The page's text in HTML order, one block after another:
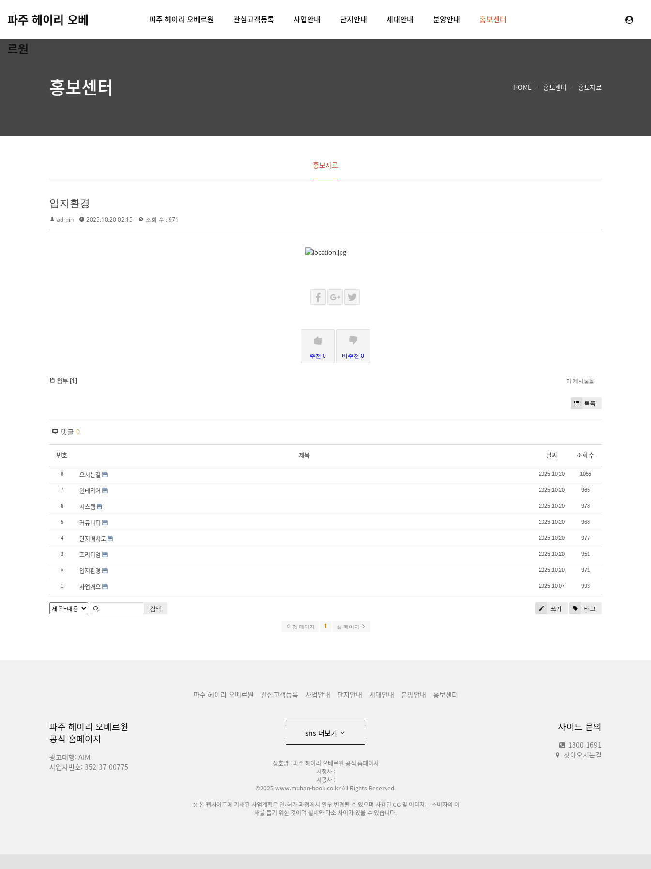
파주 헤이리 오베
르원
파주 헤이리 오베르원 관심고객등록 사업안내 단지안내 세대안내 분양안내 홍보센터
홍보센터 HOME 홍보센터 홍보자료
홍보자료
입지환경
admin 2025.10.20 02:15 조회 수 : 971
추천 0 비추천 0
첨부 [1] 이 게시물을
목록
댓글 0
번호 제목 날짜 조회 수
8 오시는길 2025.10.20 1055
7 인테리어 2025.10.20 965
6 시스템 2025.10.20 978
5 커뮤니티 2025.10.20 968
4 단지배치도 2025.10.20 977
3 프리미엄 2025.10.20 951
» 입지환경 2025.10.20 971
1 사업개요 2025.10.07 993
쓰기 태그
검색
첫 페이지 1 끝 페이지
파주 헤이리 오베르원 관심고객등록 사업안내 단지안내 세대안내 분양안내 홍보센터
파주 헤이리 오베르원
공식 홈페이지
광고대행: AIM
사업자번호: 352-37-00775
사이드 문의
1800-1691
찾아오시는길
sns 더보기
상호명 : 파주 헤이리 오베르원 공식 홈페이지
시행사 :
시공사 :
©2025 www.muhan-book.co.kr All Rights Reserved.
※ 본 웹사이트에 기재된 사업계획은 인•허가 과정에서 일부 변경될 수 있으며 사용된 CG 및 이미지는 소비자의 이
해를 돕기 위한 것이며 실제와 다소 차이가 있을 수 있습니다.